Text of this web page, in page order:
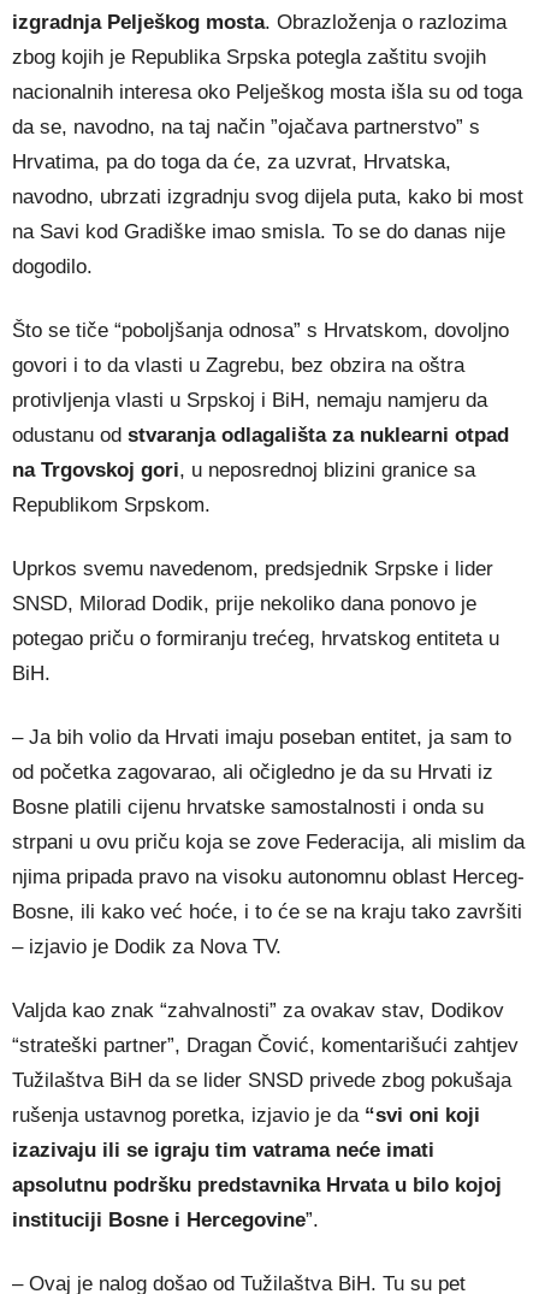
izgradnja Pelješkog mosta. Obrazloženja o razlozima
zbog kojih je Republika Srpska potegla zaštitu svojih
nacionalnih interesa oko Pelješkog mosta išla su od toga
da se, navodno, na taj način ”ojačava partnerstvo” s
Hrvatima, pa do toga da će, za uzvrat, Hrvatska,
navodno, ubrzati izgradnju svog dijela puta, kako bi most
na Savi kod Gradiške imao smisla. To se do danas nije
dogodilo.
Što se tiče “poboljšanja odnosa” s Hrvatskom, dovoljno
govori i to da vlasti u Zagrebu, bez obzira na oštra
protivljenja vlasti u Srpskoj i BiH, nemaju namjeru da
odustanu od stvaranja odlagališta za nuklearni otpad
na Trgovskoj gori, u neposrednoj blizini granice sa
Republikom Srpskom.
Uprkos svemu navedenom, predsjednik Srpske i lider
SNSD, Milorad Dodik, prije nekoliko dana ponovo je
potegao priču o formiranju trećeg, hrvatskog entiteta u
BiH.
– Ja bih volio da Hrvati imaju poseban entitet, ja sam to
od početka zagovarao, ali očigledno je da su Hrvati iz
Bosne platili cijenu hrvatske samostalnosti i onda su
strpani u ovu priču koja se zove Federacija, ali mislim da
njima pripada pravo na visoku autonomnu oblast Herceg-
Bosne, ili kako već hoće, i to će se na kraju tako završiti
– izjavio je Dodik za Nova TV.
Valjda kao znak “zahvalnosti” za ovakav stav, Dodikov
“strateški partner”, Dragan Čović, komentarišući zahtjev
Tužilaštva BiH da se lider SNSD privede zbog pokušaja
rušenja ustavnog poretka, izjavio je da“svi oni koji
izazivaju ili se igraju tim vatrama neće imati
apsolutnu podršku predstavnika Hrvata u bilo kojoj
instituciji Bosne i Hercegovine”.
– Ovaj je nalog došao od Tužilaštva BiH. Tu su pet